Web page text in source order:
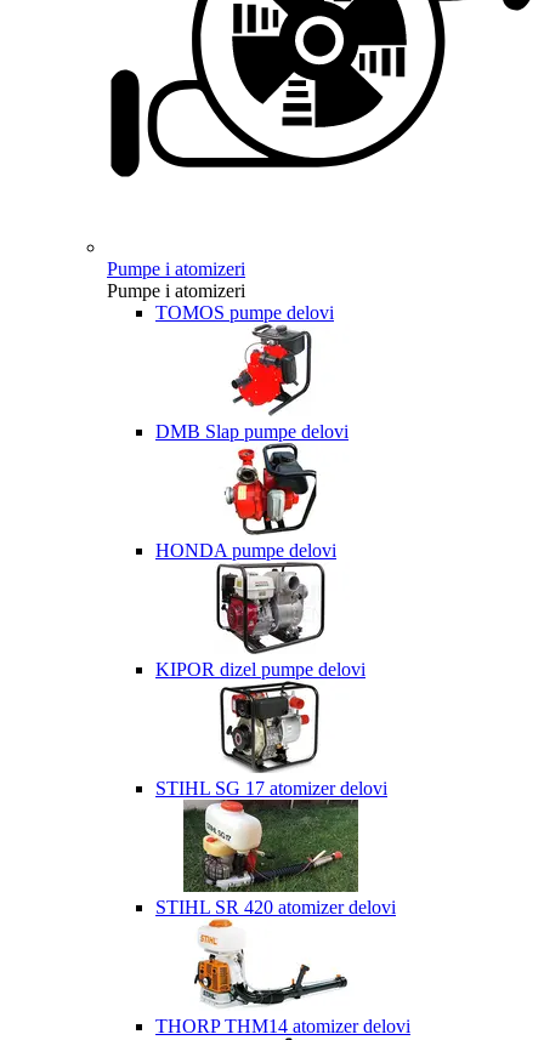
Pumpe i atomizeri
Pumpe i atomizeri
TOMOS pumpe delovi
DMB Slap pumpe delovi
HONDA pumpe delovi
KIPOR dizel pumpe delovi
STIHL SG 17 atomizer delovi
STIHL SR 420 atomizer delovi
THORP THM14 atomizer delovi